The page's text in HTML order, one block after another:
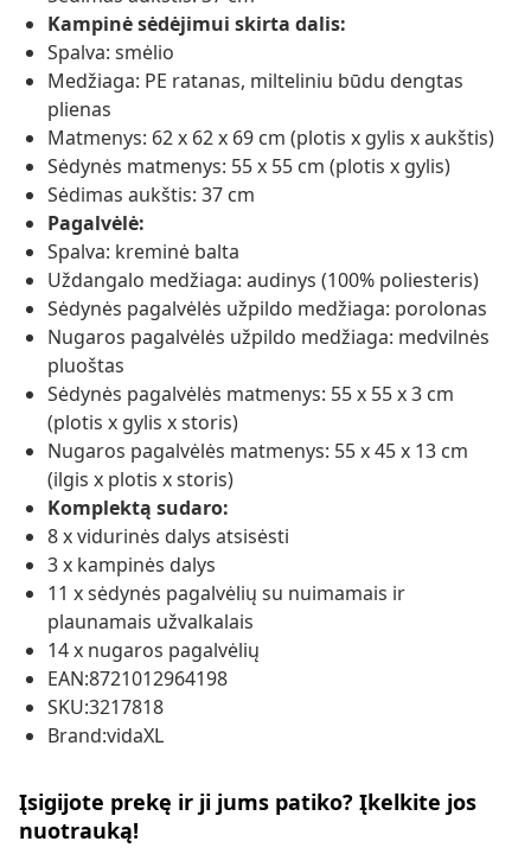
Kampinė sėdėjimui skirta dalis:
Spalva: smėlio
Medžiaga: PE ratanas, milteliniu būdu dengtas
plienas
Matmenys: 62 x 62 x 69 cm (plotis x gylis x aukštis)
Sėdynės matmenys: 55 x 55 cm (plotis x gylis)
Sėdimas aukštis: 37 cm
Pagalvėlė:
Spalva: kreminė balta
Uždangalo medžiaga: audinys (100% poliesteris)
Sėdynės pagalvėlės užpildo medžiaga: porolonas
Nugaros pagalvėlės užpildo medžiaga: medvilnės
pluoštas
Sėdynės pagalvėlės matmenys: 55 x 55 x 3 cm
(plotis x gylis x storis)
Nugaros pagalvėlės matmenys: 55 x 45 x 13 cm
(ilgis x plotis x storis)
Komplektą sudaro:
8 x vidurinės dalys atsisėsti
3 x kampinės dalys
11 x sėdynės pagalvėlių su nuimamais ir
plaunamais užvalkalais
14 x nugaros pagalvėlių
EAN:8721012964198
SKU:3217818
Brand:vidaXL
Įsigijote prekę ir ji jums patiko? Įkelkite jos
nuotrauką!